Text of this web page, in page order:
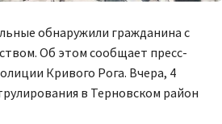
обнаружили гражданина с
Об этом сообщает пресс-
Кривого Рога. Вчера, 4
в Терновском район